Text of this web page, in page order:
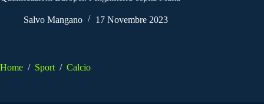
Salvo Mangano 17 Novembre 2023
Home / Sport / Calcio